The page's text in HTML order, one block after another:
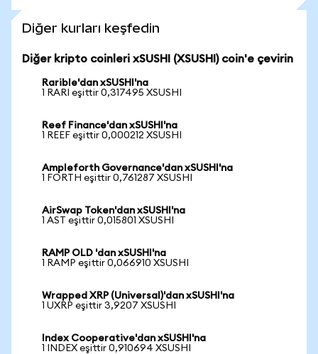
Diğer kurları keşfedin
Diğer kripto coinleri xSUSHI (XSUSHI) coin'e çevirin
Rarible'dan xSUSHI'na
1 RARI eşittir 0,317495 XSUSHI
Reef Finance'dan xSUSHI'na
1 REEF eşittir 0,000212 XSUSHI
Ampleforth Governance'dan xSUSHI'na
1 FORTH eşittir 0,761287 XSUSHI
AirSwap Token'dan xSUSHI'na
1 AST eşittir 0,015801 XSUSHI
RAMP OLD 'dan xSUSHI'na
1 RAMP eşittir 0,066910 XSUSHI
Wrapped XRP (Universal)'dan xSUSHI'na
1 UXRP eşittir 3,9207 XSUSHI
Index Cooperative'dan xSUSHI'na
1 INDEX eşittir 0,910694 XSUSHI